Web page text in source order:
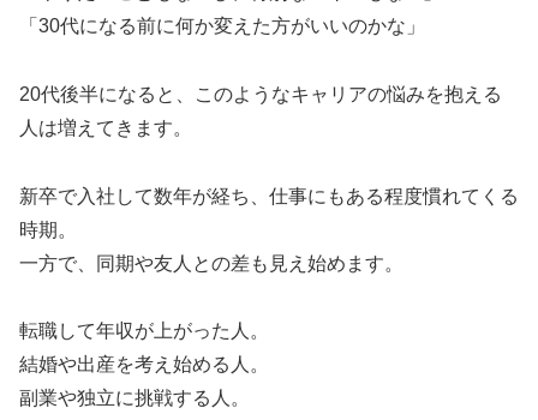
「30代になる前に何か変えた方がいいのかな」
20代後半になると、このようなキャリアの悩みを抱える
人は増えてきます。
新卒で入社して数年が経ち、仕事にもある程度慣れてくる
時期。
一方で、同期や友人との差も見え始めます。
転職して年収が上がった人。
結婚や出産を考え始める人。
副業や独立に挑戦する人。